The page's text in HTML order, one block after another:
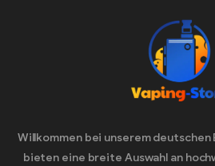
Willkommen bei unserem
bieten eine breite Auswahl an